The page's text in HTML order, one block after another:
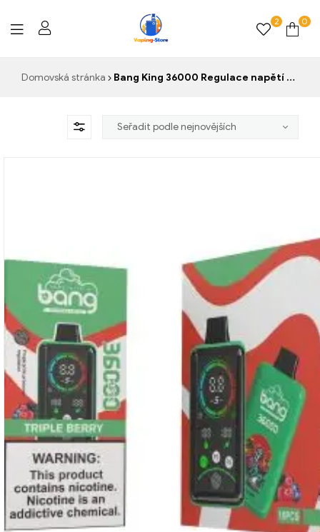
2 0
Domovská stránka Bang King 36000 Regulace napětí velké obrazovky